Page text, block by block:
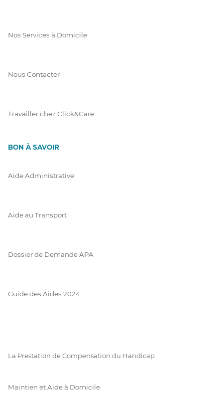
Nos Services à Domicile
Nous Contacter
Travailler chez Click&Care
BON À SAVOIR
Aide Administrative
Aide au Transport
Dossier de Demande APA
Guide des Aides 2024
La Prestation de Compensation du Handicap
Maintien et Aide à Domicile